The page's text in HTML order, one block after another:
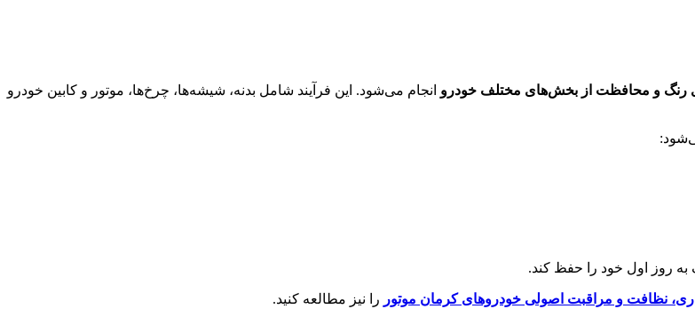
رنگ و محافظت از بخش‌های مختلف خودرو انجام می‌شود. این فرآیند شامل بدنه، شیشه‌ها، چرخ‌ها، موتور و کابین خودرو
روز اول خود را حفظ کند.
نظافت و مراقبت اصولی خودروهای کرمان موتور را نیز مطالعه کنید.